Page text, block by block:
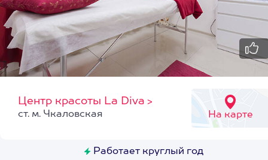
Центр красоты La Diva >
На карте
ст. м. Чкаловская
Работает круглый год